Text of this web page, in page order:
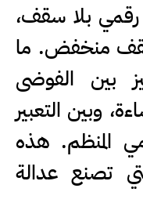
رقمي بلا سقف،
سقف منخفض. ما
بين الفوضى
وبين التعبير
المنظم. هذه
تصنع عدالة